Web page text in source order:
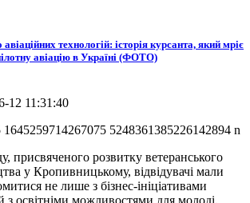
авіаційних технологій: історія курсанта, який мріє
авіацію в Україні (ФОТО)
12 11:31:40
присвяченого розвитку ветеранського
у Кропивницькому, відвідувачі мали
не лише з бізнес-ініціативами
з освітніми можливостями для молоді.